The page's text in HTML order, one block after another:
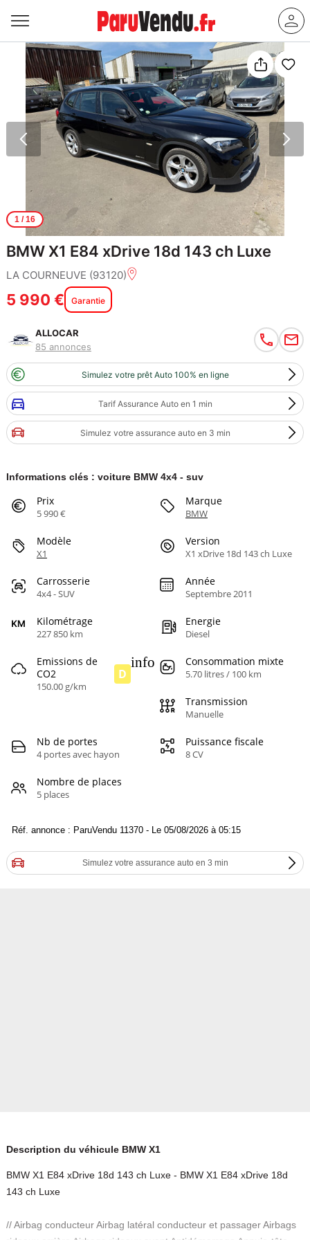
1/ 16
BMW X1 E84 xDrive 18d 143 ch Luxe
LA COURNEUVE (93120)
5 990 € Garantie
ALLOCAR
85 annonces
Simulez votre prêt Auto 100% en ligne
Tarif Assurance Auto en 1 min
Simulez votre assurance auto en 3 min
Informations clés : voiture BMW 4x4 - suv
Prix
5 990 €
Marque
BMW
Modèle
X1
Version
X1 xDrive 18d 143 ch Luxe
Carrosserie
4x4 - SUV
Année
Septembre 2011
Kilométrage
227 850 km
Energie
Diesel
Emissions de
CO2
150.00 g/km
D
info Consommation mixte
5.70 litres / 100 km
Transmission
Manuelle
Nb de portes
4 portes avec hayon
Puissance fiscale
8 CV
Nombre de places
5 places
Réf. annonce : ParuVendu 11370 - Le 05/08/2026 à 05:15
Simulez votre assurance auto en 3 min
Description du véhicule BMW X1
BMW X1 E84 xDrive 18d 143 ch Luxe - BMW X1 E84 xDrive 18d
143 ch Luxe
// Airbag conducteur Airbag latéral conducteur et passager Airbags